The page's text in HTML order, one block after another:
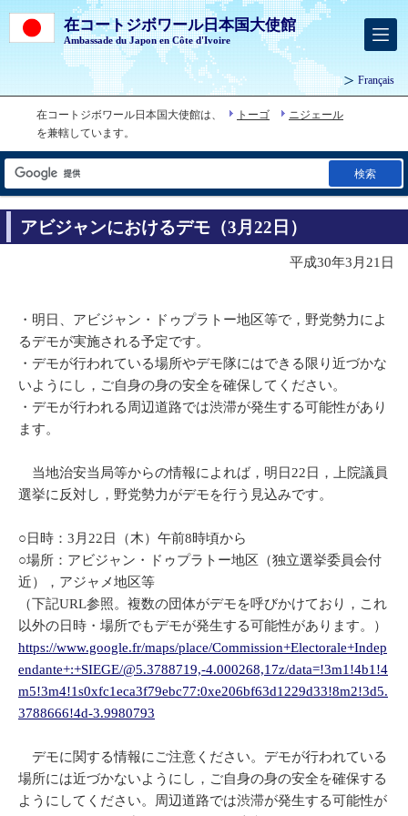
在コートジボワール日本国大使館
Ambassade du Japon en Côte d'Ivoire
Français
在コートジボワール日本国大使館は、 トーゴ
ニジェール
を兼轄しています。
検索
アビジャンにおけるデモ（3月22日）
平成30年3月21日
・明日、アビジャン・ドゥプラトー地区等で，野党勢力によ
るデモが実施される予定です。
・デモが行われている場所やデモ隊にはできる限り近づかな
いようにし，ご自身の身の安全を確保してください。
・デモが行われる周辺道路では渋滞が発生する可能性があり
ます。
当地治安当局等からの情報によれば，明日22日，上院議員
選挙に反対し，野党勢力がデモを行う見込みです。
○日時：3月22日（木）午前8時頃から
○場所：アビジャン・ドゥプラトー地区（独立選挙委員会付
近），アジャメ地区等
（下記URL参照。複数の団体がデモを呼びかけており，これ
以外の日時・場所でもデモが発生する可能性があります。）
https://www.google.fr/maps/place/Commission+Electorale+Indep
endante+:+SIEGE/@5.3788719,-4.000268,17z/data=!3m1!4b1!4
m5!3m4!1s0xfc1eca3f79ebc77:0xe206bf63d1229d33!8m2!3d5.
3788666!4d-3.9980793
デモに関する情報にご注意ください。デモが行われている
場所には近づかないようにし，ご自身の身の安全を確保する
ようにしてください。周辺道路では渋滞が発生する可能性が